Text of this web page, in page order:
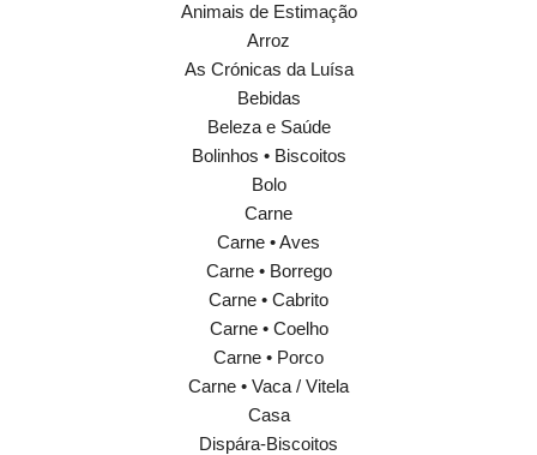
Animais de Estimação
Arroz
As Crónicas da Luísa
Bebidas
Beleza e Saúde
Bolinhos • Biscoitos
Bolo
Carne
Carne • Aves
Carne • Borrego
Carne • Cabrito
Carne • Coelho
Carne • Porco
Carne • Vaca / Vitela
Casa
Dispára-Biscoitos